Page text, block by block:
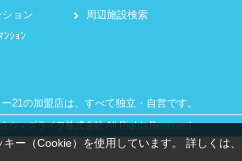
ョン
ﾝｼｮﾝ
周辺施設検索
21の加盟店は、すべて独立・自営です。
ウィズライフ株式会社 All Rights Reserved.
ー（Cookie）を使用しています。 詳しくは